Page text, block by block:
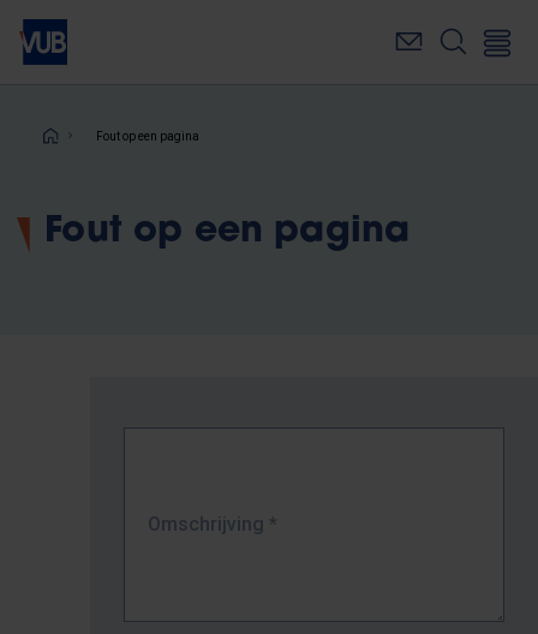
Overslaan
naar
inhoudKruimelpad
Fout op een pagina
Fout op een pagina
Omschrijving *